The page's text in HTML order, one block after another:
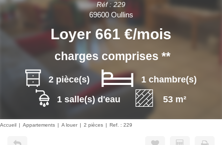
Réf : 229
69600 Oullins
Loyer 661 €/mois
charges comprises **
2 pièce(s)
1 chambre(s)
1 salle(s) d'eau
53 m²
Accueil Appartements A louer 2 pièces Ref. : 229